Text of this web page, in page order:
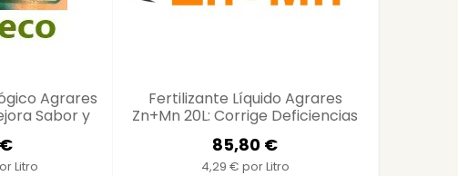
Agrares
Sabor y
Litro
Fertilizante Líquido Agrares
Zn+Mn 20L: Corrige Deficiencias
de Zinc y Manganeso en Cultivos
para...
85,80 €
4,29 € por Litro